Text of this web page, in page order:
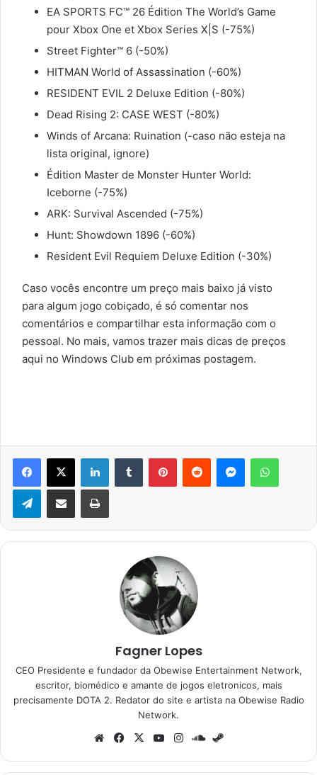
EA SPORTS FC™ 26 Édition The World’s Game
pour Xbox One et Xbox Series X|S (-75%)
Street Fighter™ 6 (-50%)
HITMAN World of Assassination (-60%)
RESIDENT EVIL 2 Deluxe Edition (-80%)
Dead Rising 2: CASE WEST (-80%)
Winds of Arcana: Ruination (-caso não esteja na
lista original, ignore)
Édition Master de Monster Hunter World:
Iceborne (-75%)
ARK: Survival Ascended (-75%)
Hunt: Showdown 1896 (-60%)
Resident Evil Requiem Deluxe Edition (-30%)
Caso vocês encontre um preço mais baixo já visto
para algum jogo cobiçado, é só comentar nos
comentários e compartilhar esta informação com o
pessoal. No mais, vamos trazer mais dicas de preços
aqui no Windows Club em próximas postagem.
Facebook
X LinkedinTumblr PinterestReddit Messenger
TelegramCompartilhar via e-mail Imprimir
Fagner Lopes
CEO Presidente e fundador da Obewise Entertainment Network,
escritor, biomédico e amante de jogos eletronicos, mais
precisamente DOTA 2. Redator do site e artista na Obewise Radio
Network.
WebsiteFacebook
X YouTubeInstagramSoundCloud